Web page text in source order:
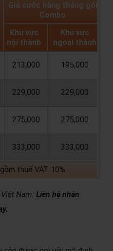
Giá cước hàng tháng gói
Combo
Khu vực
nội thành
Khu vực
ngoại thành
213,000 195,000
229,000 229,000
275,000 275,000
333,000 333,000
thuế VAT 10%
Nam: Liên hệ nhân